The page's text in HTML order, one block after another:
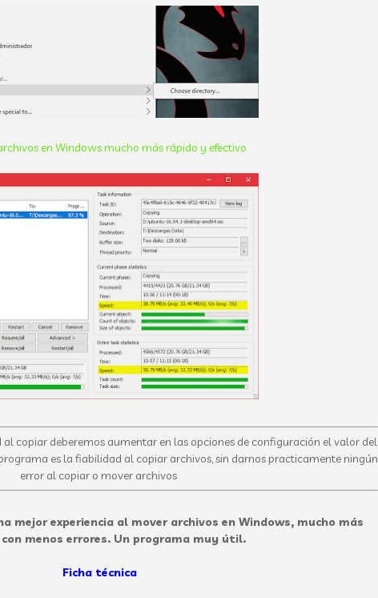
copiar deberemos aumentar en las opciones de configuración el valor del
es la fiabilidad al copiar archivos, sin darnos practicamente ningún
error al copiar o mover archivos
mejor experiencia al mover archivos en Windows, mucho más
menos errores. Un programa muy útil.
Ficha técnica